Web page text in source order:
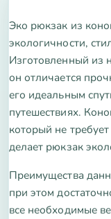
Эко рюкзак из
экологичности,
Изготовленный из
он отличается
его идеальным
путешествиях.
который не
делает рюкзак
Преимущества
при этом
все необходимые